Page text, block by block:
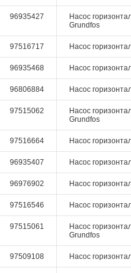
96935427
Насос
Grundfos
97516717 Насос
96935468 Насос
96806884 Насос
97515062
Насос
Grundfos
97516664 Насос
96935407 Насос
96976902 Насос
97516546 Насос
97515061
Насос
Grundfos
97509108 Насос